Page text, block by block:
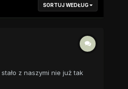
SORTUJ WEDŁUG
z naszymi nie już tak